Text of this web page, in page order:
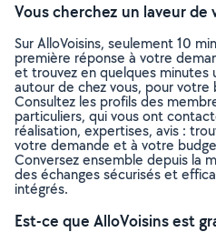
Vous cherchez un laveur de
Sur AlloVoisins, seulement 10
première réponse à votre
et trouvez en quelques minutes
autour de chez vous, pour
Consultez les profils des
particuliers, qui vous ont
réalisation, expertises, avis :
votre demande et à votre
Conversez ensemble depuis la
des échanges sécurisés et
intégrés.
Est-ce que AlloVoisins est